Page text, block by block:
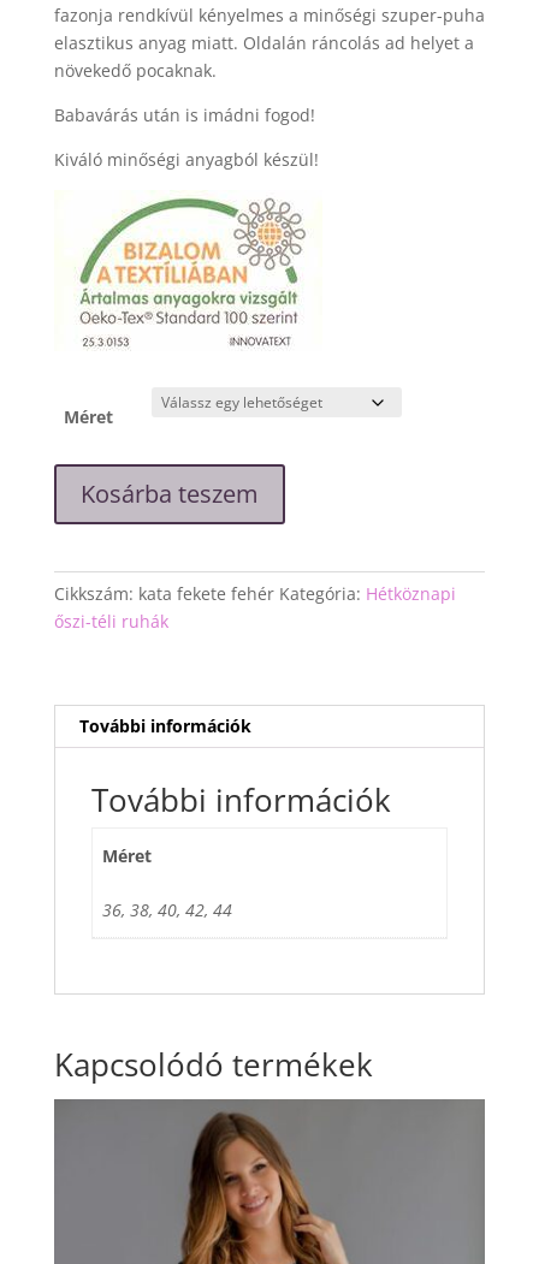
fazonja rendkívül kényelmes a minőségi szuper-puha
elasztikus anyag miatt. Oldalán ráncolás ad helyet a
növekedő pocaknak.
Babavárás után is imádni fogod!
Kiváló minőségi anyagból készül!
Méret
fekete-
fehér
ruha
mennyiség
Kosárba teszem
Cikkszám: kata fekete fehér Kategória: Hétköznapi
őszi-téli ruhák
További információk
További információk
Méret
36, 38, 40, 42, 44
Kapcsolódó termékek